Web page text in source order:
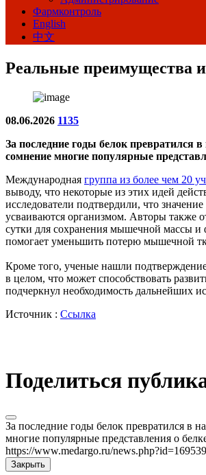
Фармконтроль
English
中文
Реальные преимущества
08.06.2026 1135
За последние годы белок превратился
сомнение многие популярные
Международная группа из более чем 20
выводу, что некоторые из этих идей
исследователи подтвердили, что
усваиваются организмом. Авторы также
сутки для сохранения мышечной массы и
помогает уменьшить потерю мышечной
Кроме того, ученые нашли
в целом, что может способствовать
подчеркнул необходимость дальнейших
Источник : Ссылка
Поделиться
За последние годы белок превратился в
многие популярные представления о
https://www.medargo.ru/news.php?id=169539
Закрыть